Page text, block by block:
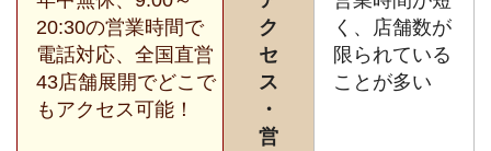
20:30の営業時間で
電話対応、全国直営
43店舗展開でどこで
もアクセス可能！
ク
セ
ス
・
営
く、店舗数が
限られている
ことが多い